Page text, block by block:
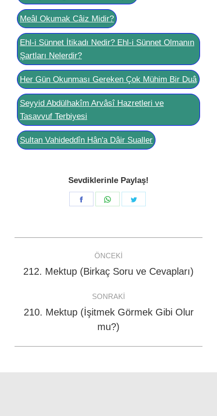
Meâl Okumak Câiz Midir?
Ehl-i Sünnet İtikadı Nedir? Ehl-i Sünnet Olmanın
Şartları Nelerdir?
Her Gün Okunması Gereken Çok Mühim Bir Duâ
Seyyid Abdülhakîm Arvâsî Hazretleri ve
Tasavvuf Terbiyesi
Sultan Vahideddîn Hân'a Dâir Sualler
Sevdiklerinle Paylaş!
Share
Share
navigation
ÖNCEKI
Previous
212. Mektup (Birkaç Soru ve Cevapları)
SONRAKI
Next
post:
210. Mektup (İşitmek Görmek Gibi Olur
mu?)